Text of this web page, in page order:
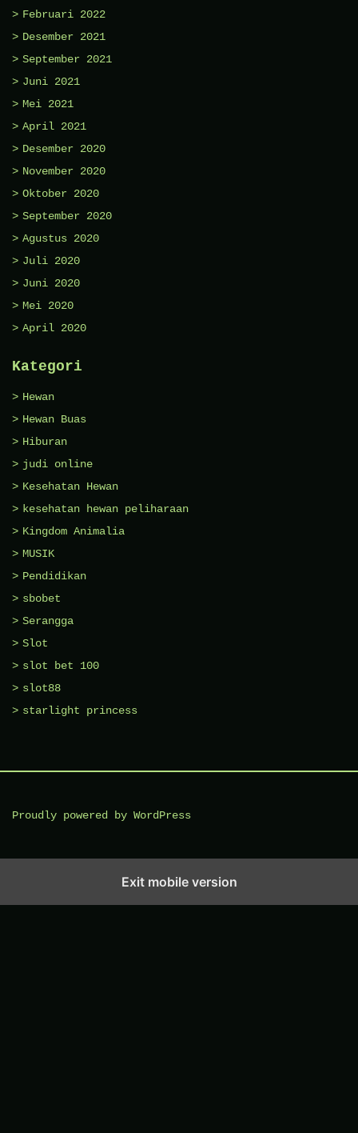
Februari 2022
Desember 2021
September 2021
Juni 2021
Mei 2021
April 2021
Desember 2020
November 2020
Oktober 2020
September 2020
Agustus 2020
Juli 2020
Juni 2020
Mei 2020
April 2020
Kategori
Hewan
Hewan Buas
Hiburan
judi online
Kesehatan Hewan
kesehatan hewan peliharaan
Kingdom Animalia
MUSIK
Pendidikan
sbobet
Serangga
Slot
slot bet 100
slot88
starlight princess
Proudly powered by WordPress
Exit mobile version